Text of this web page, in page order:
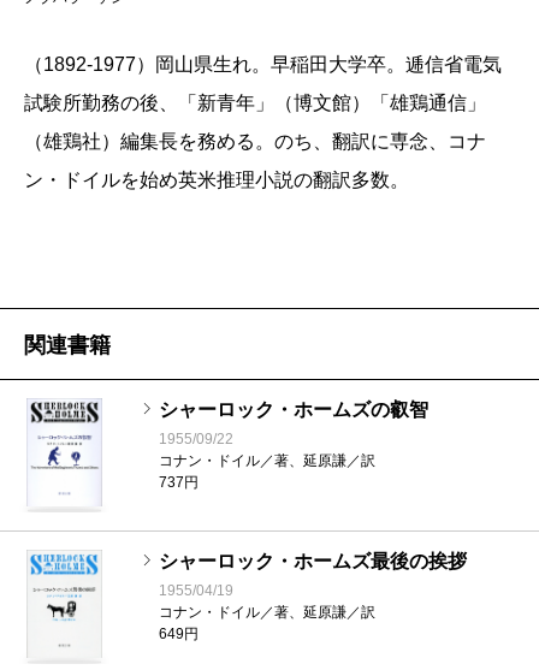
（1892-1977）岡山県生れ。早稲田大学卒。逓信省電気
試験所勤務の後、「新青年」（博文館）「雄鶏通信」
（雄鶏社）編集長を務める。のち、翻訳に専念、コナ
ン・ドイルを始め英米推理小説の翻訳多数。
関連書籍
シャーロック・ホームズの叡智
1955/09/22
コナン・ドイル／著、延原謙／訳
737円
シャーロック・ホームズ最後の挨拶
1955/04/19
コナン・ドイル／著、延原謙／訳
649円